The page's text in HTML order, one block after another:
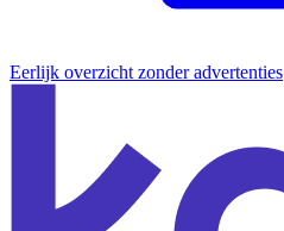
Eerlijk overzicht zonder advertenties